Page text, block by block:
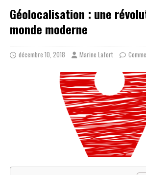
Géolocalisation : une
monde moderne
décembre 10, 2018 Marine Lafort